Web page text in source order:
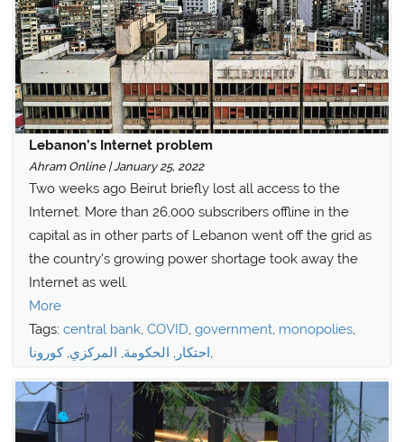
Lebanon’s Internet problem
Ahram Online | January 25, 2022
Two weeks ago Beirut briefly lost all access to the
Internet. More than 26,000 subscribers offline in the
capital as in other parts of Lebanon went off the grid as
the country’s growing power shortage took away the
Internet as well.
More
Tags: central bank, COVID, government, monopolies,
احتكار , الحكومة, المركزي,كورونا ,